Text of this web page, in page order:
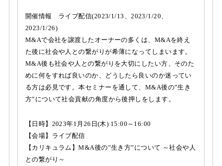
開催情報 ライブ配信(2023/1/13、2023/1/20、
2023/1/26)
M&Aで会社を譲渡したオーナーの多くは、M&Aを終え
た後に社会や人との繋がりが希薄になってしまいます。
M&A後も社会や人との繋がりを大切にしたい方、そのた
めに何をすれば良いのか、どうしたら良いのか迷ってい
る方は必見です。本セミナーを通して、M&A後の”生き
方”について社会貢献の角度から後押しをします。
【日時】2023年1月26日(木) 15:00～16:00
【会場】ライブ配信
【カリキュラム】M&A後の”生き方”について ～社会や人
との繋がり～